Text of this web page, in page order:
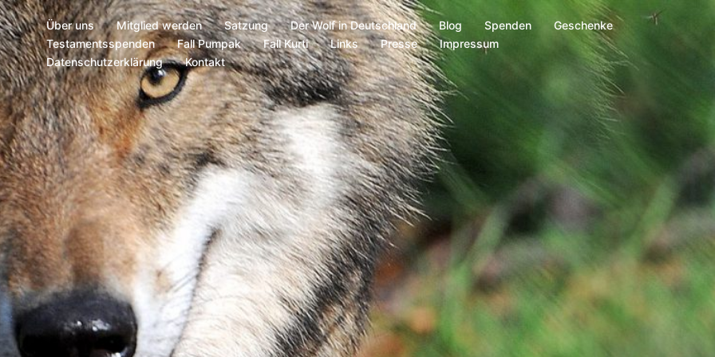
Über uns Mitglied werden Satzung Der Wolf in Deutschland Blog Spenden
Geschenke
Testamentsspenden
Fall Pumpak Fall Kurti Links Presse
Impressum
Datenschutzerklärung
Kontakt